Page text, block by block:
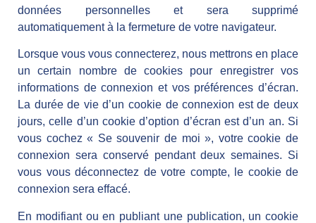
données personnelles et sera supprimé
automatiquement à la fermeture de votre navigateur.
Lorsque vous vous connecterez, nous mettrons en place
un certain nombre de cookies pour enregistrer vos
informations de connexion et vos préférences d’écran.
La durée de vie d’un cookie de connexion est de deux
jours, celle d’un cookie d’option d’écran est d’un an. Si
vous cochez « Se souvenir de moi », votre cookie de
connexion sera conservé pendant deux semaines. Si
vous vous déconnectez de votre compte, le cookie de
connexion sera effacé.
En modifiant ou en publiant une publication, un cookie